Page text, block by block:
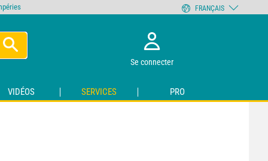
Se connecter
VIDÉOS SERVICES PRO
FRANÇAIS